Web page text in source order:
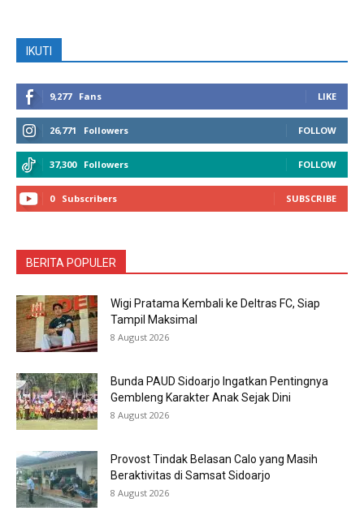
IKUTI
9,277 Fans LIKE
26,771 Followers FOLLOW
37,300 Followers FOLLOW
0 Subscribers SUBSCRIBE
BERITA POPULER
Wigi Pratama Kembali ke Deltras FC, Siap
Tampil Maksimal
8 August 2026
Bunda PAUD Sidoarjo Ingatkan Pentingnya
Gembleng Karakter Anak Sejak Dini
8 August 2026
Provost Tindak Belasan Calo yang Masih
Beraktivitas di Samsat Sidoarjo
8 August 2026